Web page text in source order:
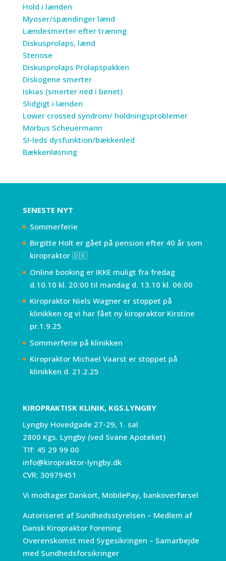
Hold i lænden
Myoser/spændinger lænd
Lændesmerter efter træning
Diskusprolaps, lænd
Stenose
Diskusprolaps Prolapspakken
Diskogene smerter
Iskias (smerter ned i benet)
Slidgigt i lænden
Lower crossed syndrom/ holdningsproblemer
Morbus Scheuermann
SI-leds dysfunktion/bækkenled
Bækkenløsning
SENESTE NYT
Sommerferie
Birgitte Holt er gået på pension efter 40 år som
kiropraktor 🇩🇰
Online booking er IKKE muligt fra fredag
d.10.10 kl. 20:00 til mandag d. 13.10 kl. 06:00
Kiropraktor Niels Wagner er stoppet på
klinikken og vi har fået ny kiropraktor Kirstine
pr.1.9.25
Sommerferie på klinikken
Kiropraktor Michael Vaarst er stoppet på
klinikken d. 21.2.25
KIROPRAKTISK KLINIK, KGS.LYNGBY
Lyngby Hovedgade 27-29, 1. sal
2800 Kgs. Lyngby (ved Svane Apoteket)
Tlf: 45 29 99 00
info@kiropraktor-lyngby.dk
CVR: 30979451
Vi modtager Dankort, MobilePay, bankoverførsel
Autoriseret af Sundhedsstyrelsen – Medlem af
Dansk Kiropraktor Forening
Overenskomst med Sygesikringen – Samarbejde
med Sundhedsforsikringer